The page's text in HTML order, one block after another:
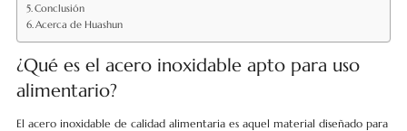
Conclusión
Acerca de Huashun
¿Qué es el acero inoxidable apto para uso
alimentario?
El acero inoxidable de calidad alimentaria es aquel material diseñado para